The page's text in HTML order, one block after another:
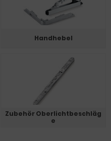
Handhebel
Zubehör Oberlichtbeschläg
e